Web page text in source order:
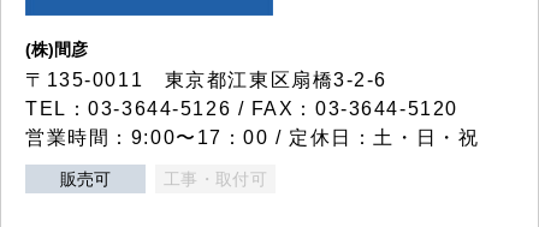
(株)間彦
〒135-0011 東京都江東区扇橋3-2-6
TEL：03-3644-5126 / FAX：03-3644-5120
営業時間：9:00〜17：00 / 定休日：土・日・祝
販売可 工事・取付可